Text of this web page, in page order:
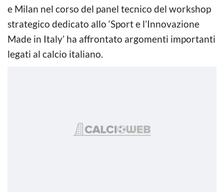
e Milan nel corso del panel tecnico del workshop
strategico dedicato allo ‘Sport e l’Innovazione
Made in Italy’ ha affrontato argomenti importanti
legati al calcio italiano.